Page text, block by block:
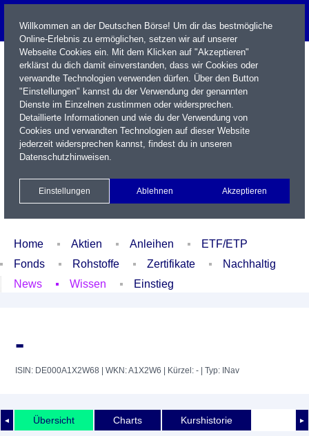
Name / WKN / ISIN / Kürzel
Xetra Realtime
Watchlist Portfolio Login
Home Aktien Anleihen
ETF/ETP
Fonds
Rohstoffe Zertifikate
Nachhaltig
News
Wissen Einstieg
-
ISIN: DE000A1X2W68 | WKN: A1X2W6 | Kürzel: - | Typ: INav
◄ ►
Übersicht Charts Kurshistorie
Willkommen an der Deutschen Börse! Um dir das bestmögliche
Online-Erlebnis zu ermöglichen, setzen wir auf unserer
Webseite Cookies ein. Mit dem Klicken auf "Akzeptieren"
erklärst du dich damit einverstanden, dass wir Cookies oder
verwandte Technologien verwenden dürfen. Über den Button
"Einstellungen" kannst du der Verwendung der genannten
Dienste im Einzelnen zustimmen oder widersprechen.
Detaillierte Informationen und wie du der Verwendung von
Cookies und verwandten Technologien auf dieser Website
jederzeit widersprechen kannst, findest du in unseren
Datenschutzhinweisen.
Einstellungen Ablehnen Akzeptieren